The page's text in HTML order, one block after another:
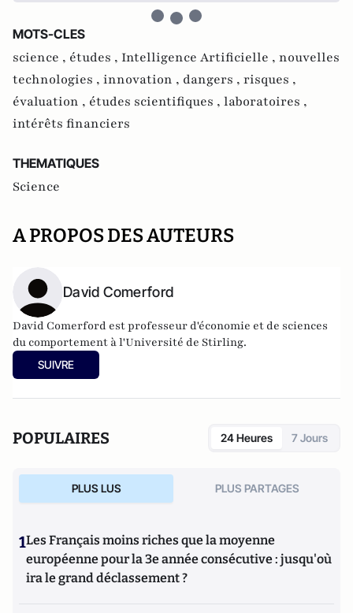
MOTS-CLES
science , études , Intelligence Artificielle , nouvelles
technologies , innovation , dangers , risques ,
évaluation , études scientifiques , laboratoires ,
intérêts financiers
THEMATIQUES
Science
A PROPOS DES AUTEURS
David Comerford
David Comerford est professeur d'économie et de sciences
du comportement à l'Université de Stirling.
SUIVRE
POPULAIRES 24 Heures 7 Jours
PLUS LUS PLUS PARTAGES
1Les Français moins riches que la moyenne
européenne pour la 3e année consécutive : jusqu'où
ira le grand déclassement ?